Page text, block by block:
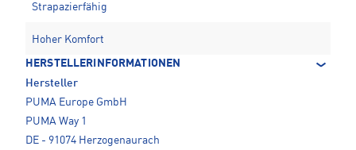
Strapazierfähig
Hoher Komfort
HERSTELLERINFORMATIONEN
Hersteller
PUMA Europe GmbH
PUMA Way 1
DE - 91074 Herzogenaurach